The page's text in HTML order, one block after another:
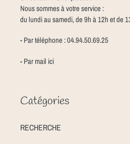
Nous sommes à votre service :
du lundi au samedi, de 9h à 12h et de
- Par téléphone : 04.94.50.69.25
- Par mail ici
Catégories
RECHERCHE